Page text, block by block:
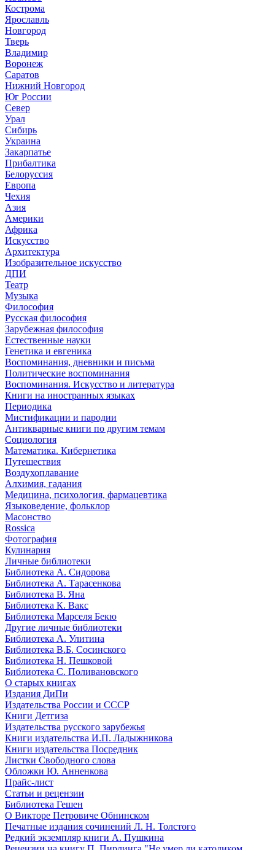
Кострома
Ярославль
Новгород
Тверь
Владимир
Воронеж
Саратов
Нижний Новгород
Юг России
Север
Урал
Сибирь
Украина
Закарпатье
Прибалтика
Белоруссия
Европа
Чехия
Азия
Америки
Африка
Искусство
Архитектура
Изобразительное искусство
ДПИ
Театр
Музыка
Философия
Русская философия
Зарубежная философия
Естественные науки
Генетика и евгеника
Воспоминания, дневники и письма
Политические воспоминания
Воспоминания. Искусство и литература
Книги на иностранных языках
Периодика
Мистификации и пародии
Антикварные книги по другим темам
Социология
Математика. Кибернетика
Путешествия
Воздухоплавание
Алхимия, гадания
Медицина, психология, фармацевтика
Языковедение, фольклор
Масонство
Rossica
Фотография
Кулинария
Личные библиотеки
Библиотека А. Сидорова
Библиотека А. Тарасенкова
Библиотека В. Яна
Библиотека К. Вакс
Библиотека Марселя Бекю
Другие личные библиотеки
Библиотека А. Улитина
Библиотека В.Б. Сосинского
Библиотека Н. Пешковой
Библиотека С. Поливановского
О старых книгах
Издания ДиПи
Издательства России и СССР
Книги Детгиза
Издательства русского зарубежья
Книги издательства И.П. Ладыжникова
Книги издательства Посредник
Листки Свободного слова
Обложки Ю. Анненкова
Прайс-лист
Статьи и рецензии
Библиотека Гешен
О Викторе Петровиче Обнинском
Печатные издания сочинений Л. Н. Толстого
Редкий экземпляр книги А. Пушкина